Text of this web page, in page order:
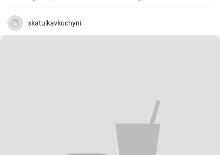
Mandarinen und einer Schmand Sahne Füllung belegt. Fruchtig ,
cremig und lecker für alle Gäste groß und klein.
skatulkavkuchyni